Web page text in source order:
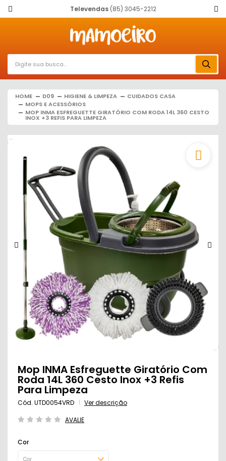
Televendas(85) 3045-2212
HOME D09 HIGIENE & LIMPEZA
CUIDADOS CASA
MOPS E ACESSÓRIOS
MOP INMA ESFREGUETTE GIRATÓRIO COM RODA 14L 360 CESTO
INOX +3 REFIS PARA LIMPEZA
Mop INMA Esfreguette Giratório Com
Roda 14L 360 Cesto Inox +3 Refis
Para Limpeza
Cód. UTD0054VRD
Ver descrição
AVALIE
Cor